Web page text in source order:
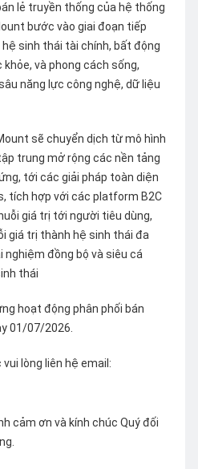
lẻ truyền thống của hệ thống
bước vào giai đoạn tiếp
sinh thái tài chính, bất động
và phong cách sống,
năng lực công nghệ, dữ liệu
sẽ chuyển dịch từ mô hình
trung mở rộng các nền tảng
tới các giải pháp toàn diện
tích hợp với các platform B2C
giá trị tới người tiêu dùng,
giá trị thành hệ sinh thái đa
nghiệm đồng bộ và siêu cá
thái
hoạt động phân phối bán
01/07/2026.
lòng liên hệ email:
cảm ơn và kính chúc Quý đối